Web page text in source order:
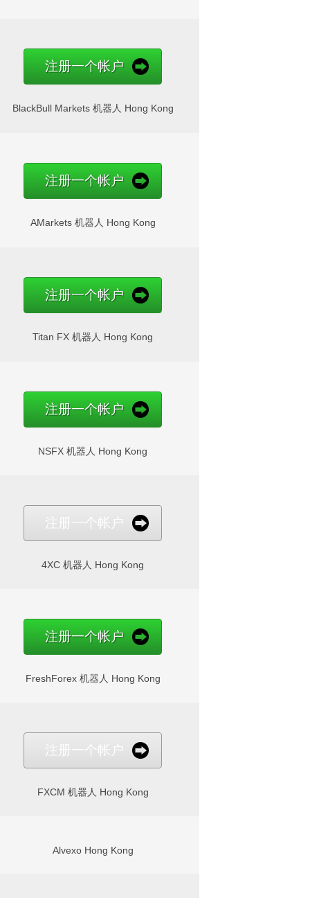
注册一个帐户
BlackBull Markets 机器人 Hong Kong
注册一个帐户
AMarkets 机器人 Hong Kong
注册一个帐户
Titan FX 机器人 Hong Kong
注册一个帐户
NSFX 机器人 Hong Kong
注册一个帐户
4XC 机器人 Hong Kong
注册一个帐户
FreshForex 机器人 Hong Kong
注册一个帐户
FXCM 机器人 Hong Kong
Alvexo Hong Kong